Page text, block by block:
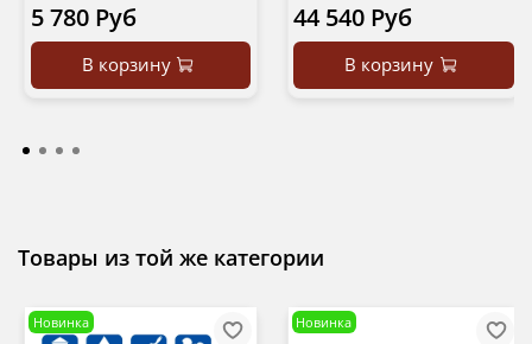
5 780 Руб
В корзину
44 540 Руб
В корзину
Товары из той же категории
Новинка Новинка